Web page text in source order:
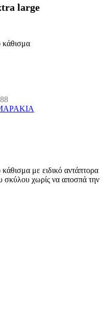
large
κάθισμα
με ειδικό αντάπτορα
σκύλου χωρίς να αποσπά την